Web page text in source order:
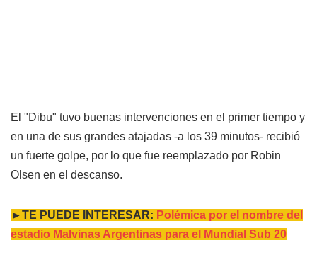
El "Dibu" tuvo buenas intervenciones en el primer tiempo y
en una de sus grandes atajadas -a los 39 minutos- recibió
un fuerte golpe, por lo que fue reemplazado por Robin
Olsen en el descanso.
►TE PUEDE INTERESAR: Polémica por el nombre del
estadio Malvinas Argentinas para el Mundial Sub 20